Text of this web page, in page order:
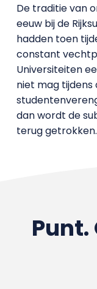
De traditie van
eeuw bij de
hadden toen
constant
Universiteiten
niet mag tijdens
dan wordt de
terug